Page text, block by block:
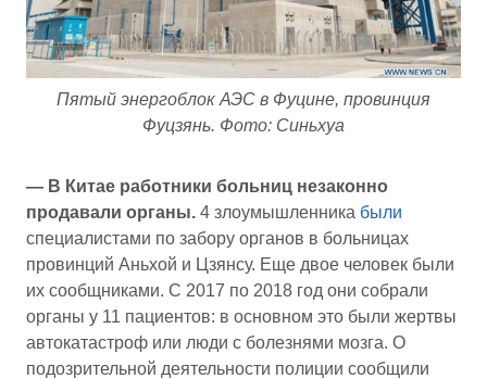
Пятый энергоблок АЭС в Фуцине, провинция
Фуцзянь. Фото: Синьхуа
— В Китае работники больниц незаконно
продавали органы. 4 злоумышленника были
специалистами по забору органов в больницах
провинций Аньхой и Цзянсу. Еще двое человек были
их сообщниками. С 2017 по 2018 год они собрали
органы у 11 пациентов: в основном это были жертвы
автокатастроф или люди с болезнями мозга. О
подозрительной деятельности полиции сообщили